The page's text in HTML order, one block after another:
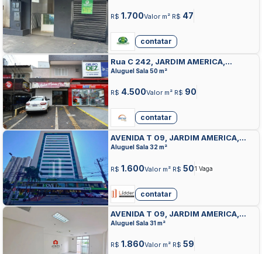
R$ 1.700Valor m² R$ 47
contatar
Rua C 242, JARDIM AMERICA,
GOIANIA
Aluguel Sala 50 m²
R$ 4.500Valor m² R$ 90
contatar
AVENIDA T 09, JARDIM AMERICA,
GOIANIA
Aluguel Sala 32 m²
R$ 1.600Valor m² R$ 501 Vaga
contatar
AVENIDA T 09, JARDIM AMERICA,
GOIANIA
Aluguel Sala 31 m²
R$ 1.860Valor m² R$ 59